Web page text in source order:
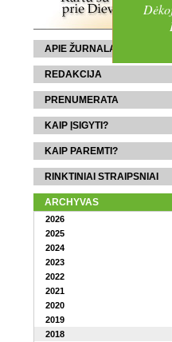
APIE ŽURNALĄ
REDAKCIJA
PRENUMERATA
KAIP ĮSIGYTI?
KAIP PAREMTI?
RINKTINIAI STRAIPSNIAI
ARCHYVAS
2026
2025
2024
2023
2022
2021
2020
2019
2018